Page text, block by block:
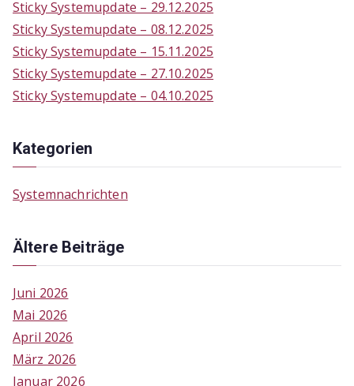
Sticky Systemupdate – 29.12.2025
Sticky Systemupdate – 08.12.2025
Sticky Systemupdate – 15.11.2025
Sticky Systemupdate – 27.10.2025
Sticky Systemupdate – 04.10.2025
Kategorien
Systemnachrichten
Ältere Beiträge
Juni 2026
Mai 2026
April 2026
März 2026
Januar 2026